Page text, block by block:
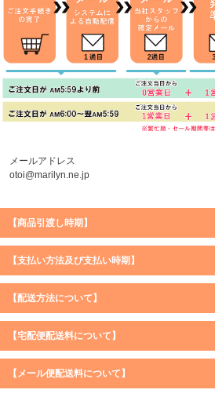
メールアドレス
otoi@marilyn.ne.jp
【商品引渡し時期】
【支払い方法及び支払い時期】
【配送方法について】
【宅配便配送料について】
購入価格 ／ 地域 通常
5,900円（税込）未満
590円（税込）
【メール便配送料について】